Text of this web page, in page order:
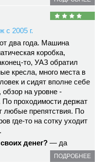
с 2005 г.
два года. Машина
коробка,
то, УАЗ обратил
кресла, много места в
и сидят вполне себе
на уровне -
По проходимости держат
любые препятствия. По
где-то на сотку уходит
денег? — да
ПОДРОБНЕЕ